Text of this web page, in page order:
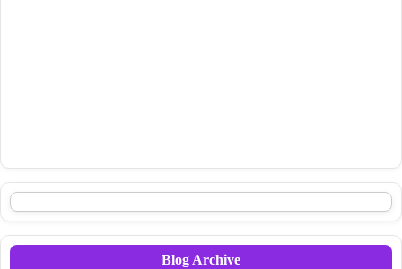
Blog Archive